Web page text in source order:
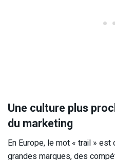
Une culture plus
du marketing
En Europe, le mot « trail »
grandes marques, des